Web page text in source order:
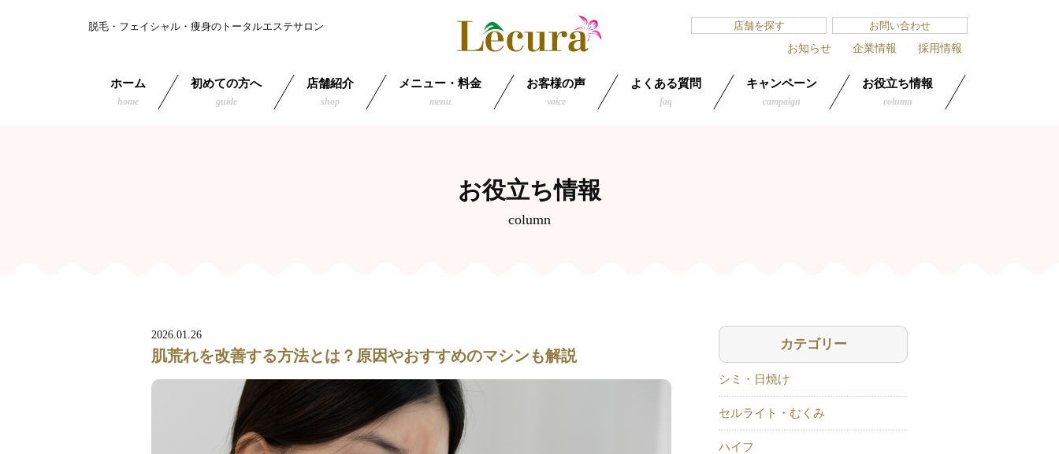
脱毛・フェイシャル・痩身のトータルエステサロン 店舗を探す
お問い合わせ
採用情報
企業情報
お知らせ
ホーム
home
初めての方へ
guide
店舗紹介
shop
メニュー・料金
menu
お客様の声
voice
よくある質問
faq
キャンペーン
campaign
お役立ち情報
column
お役立ち情報
column
2026.01.26
肌荒れを改善する方法とは？原因やおすすめのマシンも解説
カテゴリー
シミ・日焼け
セルライト・むくみ
ハイフ